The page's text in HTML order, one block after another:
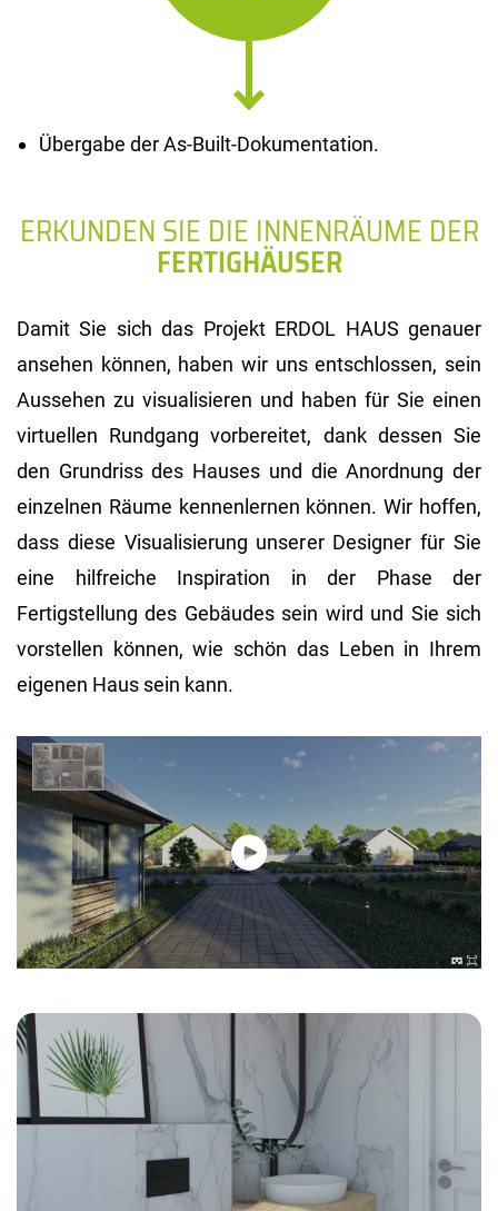
Übergabe der As-Built-Dokumentation.
ERKUNDEN SIE DIE INNENRÄUME DER
FERTIGHÄUSER
Damit Sie sich das Projekt ERDOL HAUS genauer
ansehen können, haben wir uns entschlossen, sein
Aussehen zu visualisieren und haben für Sie einen
virtuellen Rundgang vorbereitet, dank dessen Sie
den Grundriss des Hauses und die Anordnung der
einzelnen Räume kennenlernen können. Wir hoffen,
dass diese Visualisierung unserer Designer für Sie
eine hilfreiche Inspiration in der Phase der
Fertigstellung des Gebäudes sein wird und Sie sich
vorstellen können, wie schön das Leben in Ihrem
eigenen Haus sein kann.